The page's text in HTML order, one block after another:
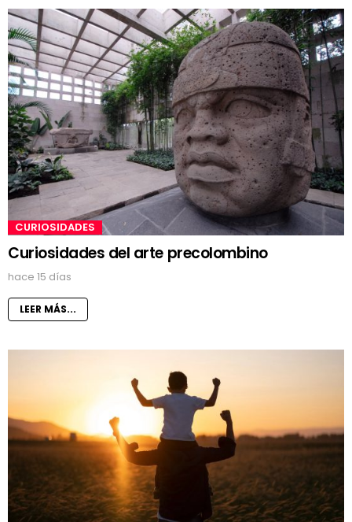
CURIOSIDADES
Curiosidades del arte precolombino
hace 15 días
LEER MÁS...